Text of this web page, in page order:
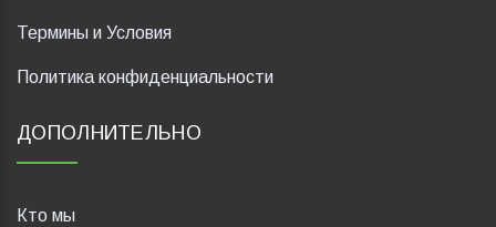
Термины и Условия
Политика конфиденциальности
ДОПОЛНИТЕЛЬНО
Кто мы